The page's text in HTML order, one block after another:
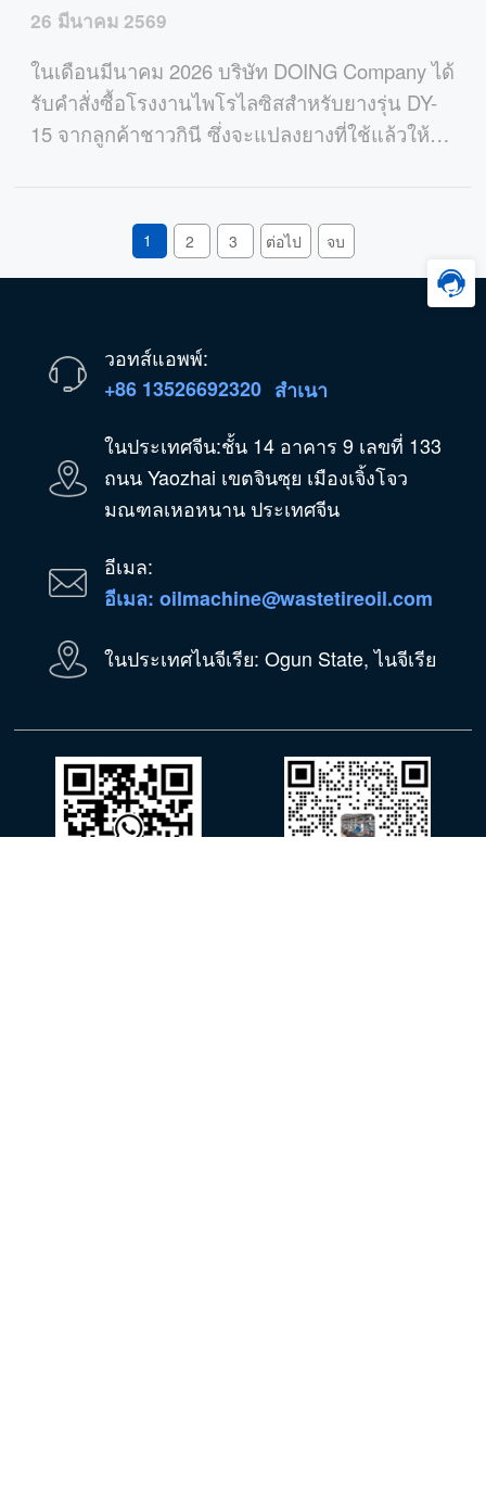
26 มีนาคม 2569
ในเดือนมีนาคม 2026 บริษัท DOING Company ได้
รับคำสั่งซื้อโรงงานไพโรไลซิสสำหรับยางรุ่น DY-
15 จากลูกค้าชาวกินี ซึ่งจะแปลงยางที่ใช้แล้วให้
1 2 3 ต่อไป จบ
วอทส์แอพพ์:
+86 13526692320 สำเนา
ในประเทศจีน:ชั้น 14 อาคาร 9 เลขที่ 133
ถนน Yaozhai เขตจินซุย เมืองเจิ้งโจว
มณฑลเหอหนาน ประเทศจีน
อีเมล:
อีเมล: oilmachine@wastetireoil.com
ในประเทศไนจีเรีย: Ogun State, ไนจีเรีย